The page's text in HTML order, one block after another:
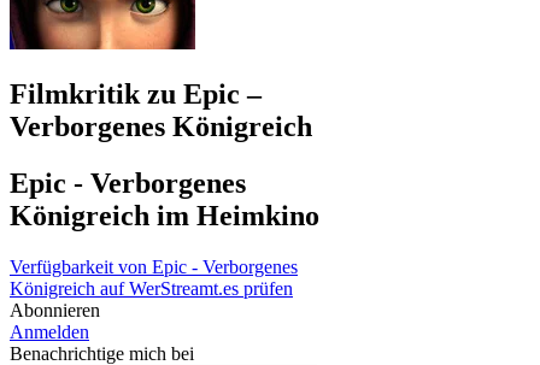
Filmkritik zu Epic –
Verborgenes Königreich
Epic - Verborgenes
Königreich im Heimkino
Verfügbarkeit von Epic - Verborgenes
Königreich auf WerStreamt.es prüfen
Abonnieren
Anmelden
Benachrichtige mich bei